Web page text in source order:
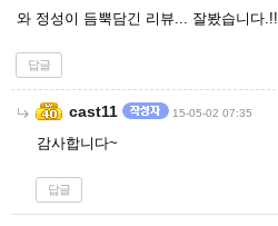
와 정성이 듬뿍담긴 리뷰... 잘봤습니다.!!
답글
cast11 15-05-02 07:35
감사합니다~
답글